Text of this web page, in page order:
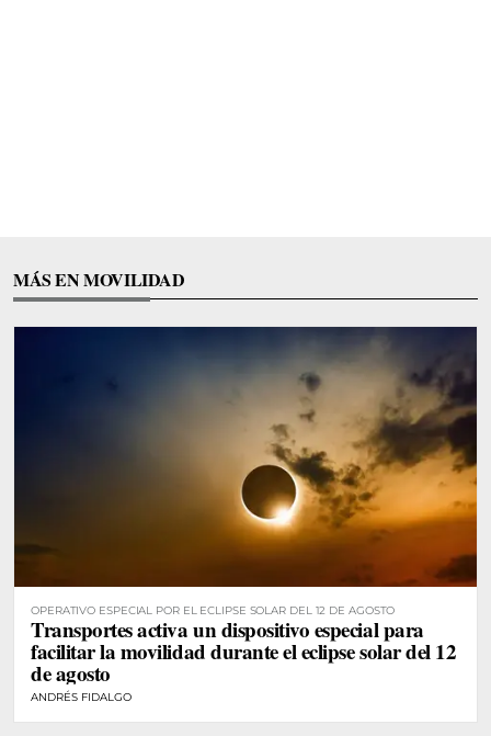
MÁS EN MOVILIDAD
OPERATIVO ESPECIAL POR EL ECLIPSE SOLAR DEL 12 DE AGOSTO
Transportes activa un dispositivo especial para
facilitar la movilidad durante el eclipse solar del 12
de agosto
ANDRÉS FIDALGO